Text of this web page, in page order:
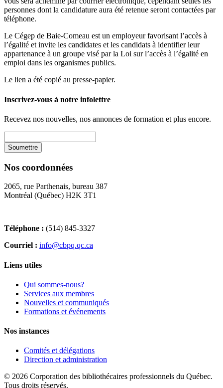
personnes dont la candidature aura été retenue seront contactées par
téléphone.
Le Cégep de Baie-Comeau est un employeur favorisant l’accès à
l’égalité et invite les candidates et les candidats à identifier leur
appartenance à un groupe visé par la Loi sur l’accès à l’égalité en
emploi dans les organismes publics.
Le lien a été copié au presse-papier.
Inscrivez-vous à notre infolettre
Recevez nos nouvelles, nos annonces de formation et plus encore.
Nos coordonnées
2065, rue Parthenais, bureau 387
Montréal (Québec) H2K 3T1
Téléphone : (514) 845-3327
Courriel : info@cbpq.qc.ca
Liens utiles
Qui sommes-nous?
Services aux membres
Nouvelles et communiqués
Formations et événements
Nos instances
Comités et délégations
Direction et administration
© 2026 Corporation des bibliothécaires professionnels du Québec.
Tous droits réservés.